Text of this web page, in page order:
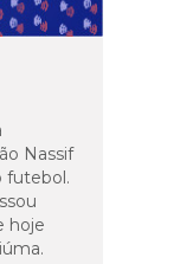
Nassif
futebol.
hoje